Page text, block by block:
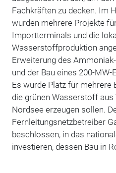
Fachkräften zu decken. Im
wurden mehrere Projekte
Importterminals und die
Wasserstoffproduktion
Erweiterung des
und der Bau eines 200-
Es wurde Platz für mehrere
die grünen Wasserstoff aus
Nordsee erzeugen sollen.
Fernleitungsnetzbetreiber
beschlossen, in das
investieren, dessen Bau in